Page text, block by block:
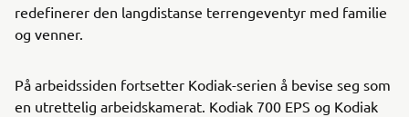
redefinerer den langdistanse terrengeventyr med familie
og venner.
På arbeidssiden fortsetter Kodiak-serien å bevise seg som
en utrettelig arbeidskamerat. Kodiak 700 EPS og Kodiak